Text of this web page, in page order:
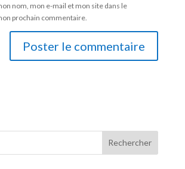
nom, mon e-mail et mon site dans le
prochain commentaire.